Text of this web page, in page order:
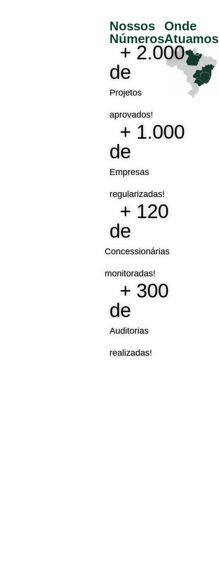
Onde
Atuamos
Nossos
Números
Projetos
aprovados!​
+
de
2.000
Empresas
regularizadas!
+
de
1.000
Concessionárias
monitoradas!
+
de
120
Auditorias
realizadas!
+
de
300